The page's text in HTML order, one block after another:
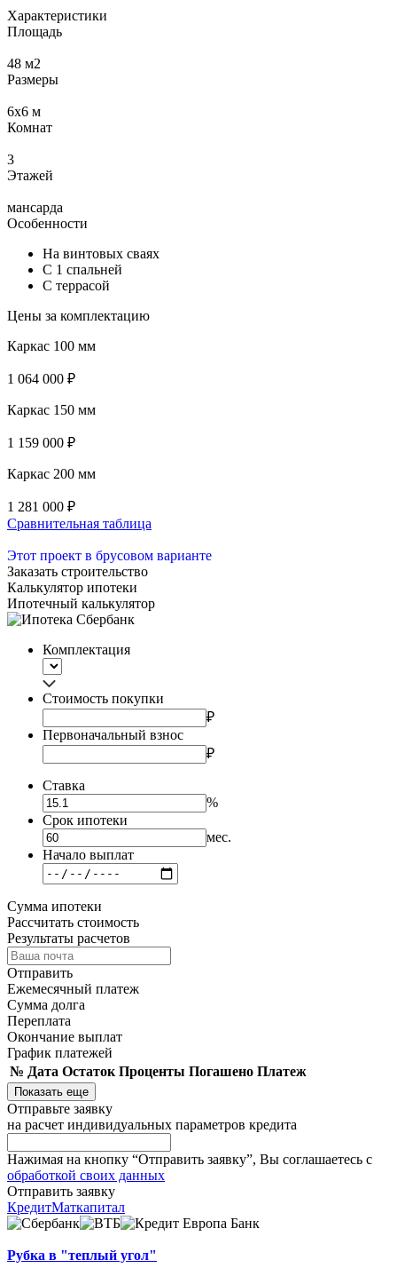
Характеристики
Площадь
48 м2
Размеры
6х6 м
Комнат
3
Этажей
мансарда
Особенности
На винтовых сваях
С 1 спальней
С террасой
Цены за комплектацию
Каркас 100 мм
1 064 000 ₽
Каркас 150 мм
1 159 000 ₽
Каркас 200 мм
1 281 000 ₽
Сравнительная таблица
Этот проект в брусовом варианте
Заказать строительство
Калькулятор ипотеки
Ипотечный калькулятор
Комплектация
Стоимость покупки
₽
Первоначальный взнос
₽
Ставка
%
Срок ипотеки
мес.
Начало выплат
Сумма ипотеки
Рассчитать cтоимость
Результаты расчетов
Отправить
Ежемесячный платеж
Сумма долга
Переплата
Окончание выплат
График платежей
№ Дата Остаток Проценты Погашено Платеж
Показать еще
Отправьте заявку
на расчет индивидуальных параметров кредита
Нажимая на кнопку “Отправить заявку”, Вы соглашаетесь с
обработкой своих данных
Отправить заявку
КредитМаткапитал
Рубка в "теплый угол"